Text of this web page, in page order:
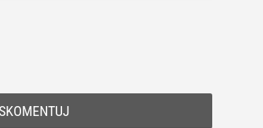
SKOMENTUJ